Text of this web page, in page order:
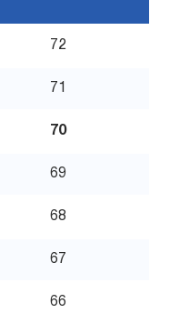
72
71
70
69
68
67
66